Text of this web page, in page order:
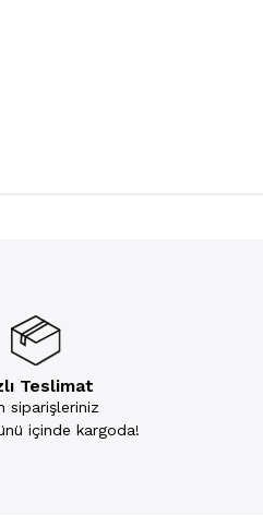
Teslimat
siparişleriniz
içinde kargoda!